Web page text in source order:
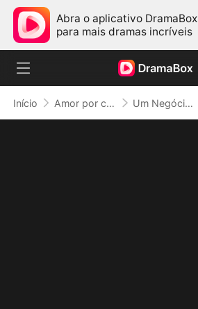
Abra o aplicativo DramaBox
para mais dramas incríveis
Início Amor por contrato Um Negócio com O Capitão de Hóquei (Dublado)